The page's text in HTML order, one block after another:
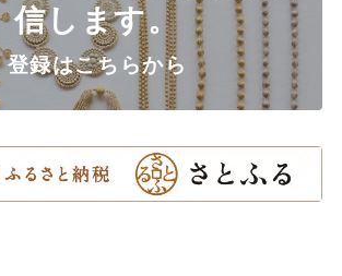
信します。
登録はこちらから